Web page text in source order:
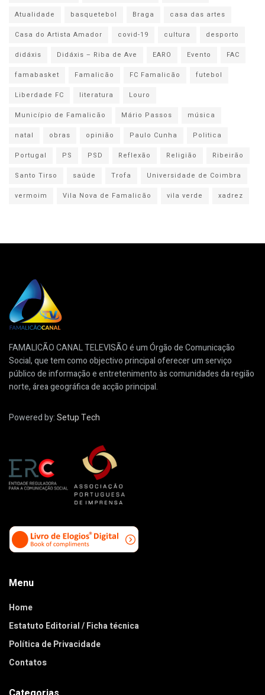
Atualidade
basquetebol Braga
casa das artes
Casa do Artista Amador
covid-19 cultura
desporto
didáxis
Didáxis – Riba de Ave EARO Evento
FAC
famabasket
Famalicão FC Famalicão
futebol
Liberdade FC
literatura
Louro
Município de Famalicão
Mário Passos
música
natal
obras opinião Paulo Cunha
Politica
Portugal
PS PSD Reflexão Religião
Ribeirão
Santo Tirso
saúde Trofa
Universidade de Coimbra
vermoim
Vila Nova de Famalicão vila verde xadrez
FAMALICÃO CANAL TELEVISÃO é um Órgão de Comunicação
Social, que tem como objectivo principal oferecer um serviço
público de informação e entretenimento às comunidades da região
norte, área geográfica de acção principal.
Powered by:Setup Tech
Menu
Home
Estatuto Editorial / Ficha técnica
Política de Privacidade
Contatos